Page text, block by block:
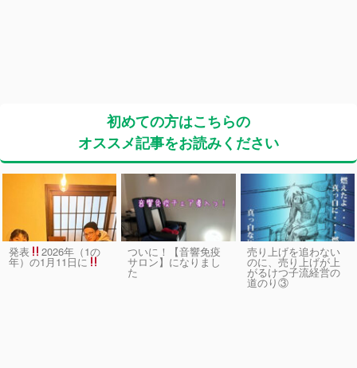
初めての方はこちらの
オススメ記事をお読みください
発表 2026年（1の
年）の1月11日に
ついに！【音響免疫
サロン】になりまし
た
売り上げを追わない
のに、売り上げが上
がるけつ子流経営の
道のり③